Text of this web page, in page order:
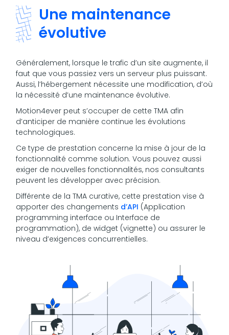
Une maintenance
évolutive
Généralement, lorsque le trafic d’un site augmente, il
faut que vous passiez vers un serveur plus puissant.
Aussi, l’hébergement nécessite une modification, d’où
la nécessité d’une maintenance évolutive.
Motion4ever peut s’occuper de cette TMA afin
d’anticiper de manière continue les évolutions
technologiques.
Ce type de prestation concerne la mise à jour de la
fonctionnalité comme solution. Vous pouvez aussi
exiger de nouvelles fonctionnalités, nos consultants
peuvent les développer avec précision.
Différente de la TMA curative, cette prestation vise à
apporter des changements d’API (Application
programming interface ou Interface de
programmation), de widget (vignette) ou assurer le
niveau d’exigences concurrentielles.